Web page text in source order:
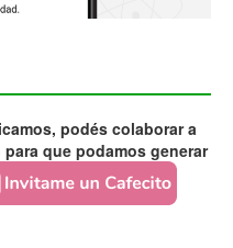
podés colaborar a
que podamos generar